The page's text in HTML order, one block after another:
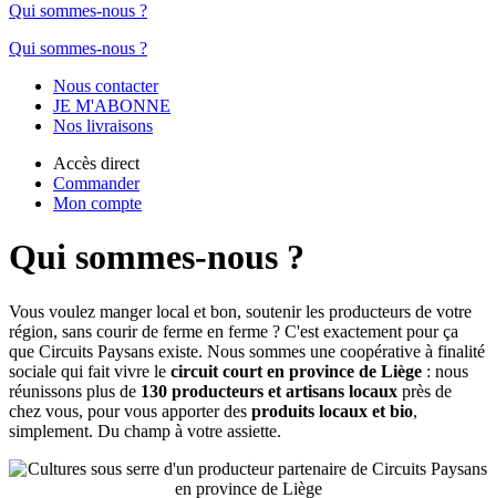
Qui sommes-nous ?
Qui sommes-nous ?
Nous contacter
JE M'ABONNE
Nos livraisons
Accès direct
Commander
Mon compte
Qui sommes-nous ?
Vous voulez manger local et bon, soutenir les producteurs de votre
région, sans courir de ferme en ferme ? C'est exactement pour ça
que Circuits Paysans existe. Nous sommes une coopérative à finalité
sociale qui fait vivre le circuit court en province de Liège : nous
réunissons plus de 130 producteurs et artisans locaux près de
chez vous, pour vous apporter des produits locaux et bio,
simplement. Du champ à votre assiette.